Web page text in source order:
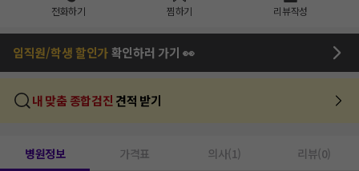
전화하기 찜하기 리뷰작성
임직원/학생 할인가확인하러 가기 👀
내 맞춤 종합검진 견적 받기
병원정보 가격표 의사(1) 리뷰(0)